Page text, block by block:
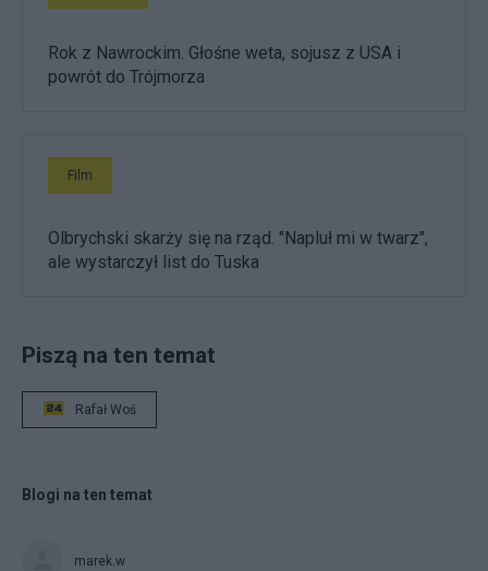
Rok z Nawrockim. Głośne weta, sojusz z USA i
powrót do Trójmorza
Film
Olbrychski skarży się na rząd. "Napluł mi w twarz",
ale wystarczył list do Tuska
Piszą na ten temat
Rafał Woś
Blogi na ten temat
marek.w